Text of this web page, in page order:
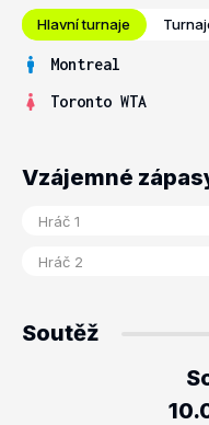
Hlavní turnaje
Montreal
Toronto WTA
Vzájemné
Soutěž